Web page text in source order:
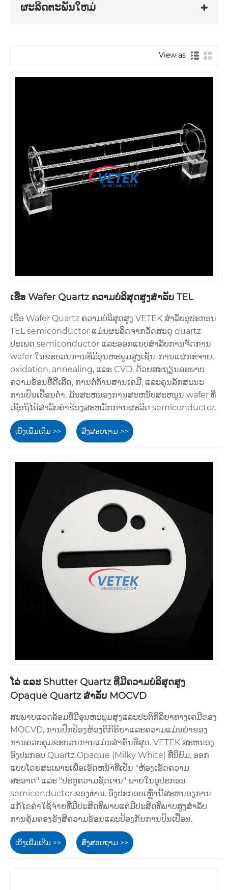
ຜະລິດຕະພັນໃຫມ່
View as
ເຮືອ Wafer Quartz ຄວາມບໍລິສຸດສູງສໍາລັບ TEL
ເຮືອ Wafer Quartz ຄວາມບໍລິສຸດສູງ VETEK ສໍາລັບອຸປະກອນ
TEL semiconductor ແມ່ນຜະລິດຈາກວັດສະດຸ quartz
ປະເພດ semiconductor ແລະອອກແບບສໍາລັບການຈັດການ
wafer ໃນຂະບວນການທີ່ມີອຸນຫະພູມສູງເຊັ່ນ: ການແຜ່ກະຈາຍ,
oxidation, annealing, ແລະ CVD. ດ້ວຍສະຖຽນລະພາບ
ຄວາມຮ້ອນທີ່ດີເລີດ, ການຕໍ່ຕ້ານສານເຄມີ, ແລະຄຸນລັກສະນະ
ການປົນເປື້ອນຕ່ໍາ, ມັນສະຫນອງການສະຫນັບສະຫນູນ wafer ທີ່
ເຊື່ອຖືໄດ້ສໍາລັບຄໍາຮ້ອງສະຫມັກການຜະລິດ semiconductor.
ເບິ່ງເພີ່ມເຕີມ >> ສົ່ງສອບຖາມ >>
ໂລ່ ແລະ Shutter Quartz ທີ່ມີຄວາມບໍລິສຸດສູງ
Opaque Quartz ສໍາລັບ MOCVD
ສະພາບແວດລ້ອມທີ່ມີອຸນຫະພູມສູງແລະປະຕິກິລິຍາທາງເຄມີຂອງ
MOCVD, ການປົກປ້ອງຫ້ອງຕິກິຣິຍາແລະຄວາມແມ່ນຍໍາຂອງ
ການຄວບຄຸມຂະບວນການແມ່ນສໍາຄັນທີ່ສຸດ. VETEK ສະຫນອງ
ອົງປະກອບ Quartz Opaque (Milky White) ທີ່ນິຍົມ, ອອກ
ແບບໂດຍສະເພາະເພື່ອເຮັດຫນ້າທີ່ເປັນ "ຫ້ອງເຮັດຄວາມ
ສະອາດ" ແລະ "ປະຕູຄວາມຊັດເຈນ" ພາຍໃນອຸປະກອນ
semiconductor ຂອງທ່ານ. ອົງປະກອບເຫຼົ່ານີ້ສະຫນອງການ
ແກ້ໄຂຄ່າໃຊ້ຈ່າຍທີ່ມີປະສິດທິພາບແຕ່ມີປະສິດທິພາບສູງສໍາລັບ
ການຄຸ້ມຄອງຮັງສີຄວາມຮ້ອນແລະປ້ອງກັນການປົນເປື້ອນ.
ເບິ່ງເພີ່ມເຕີມ >> ສົ່ງສອບຖາມ >>